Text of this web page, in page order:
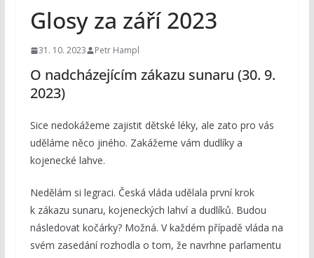
Glosy za září 2023
31. 10. 2023 Petr Hampl
O nadcházejícím zákazu sunaru (30. 9.
2023)
Sice nedokážeme zajistit dětské léky, ale zato pro vás
uděláme něco jiného. Zakážeme vám dudlíky a
kojenecké lahve.
Nedělám si legraci. Česká vláda udělala první krok
k zákazu sunaru, kojeneckých lahví a dudlíků. Budou
následovat kočárky? Možná. V každém případě vláda na
svém zasedání rozhodla o tom, že navrhne parlamentu